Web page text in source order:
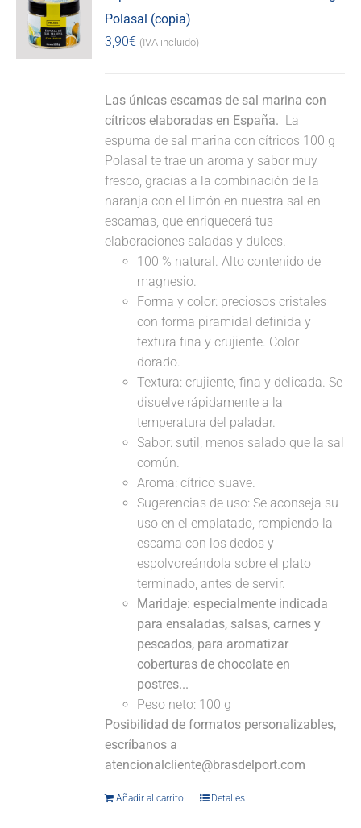
Polasal (copia)
3,90€ (IVA incluido)
Las únicas escamas de sal marina con
cítricos elaboradas en España. La
espuma de sal marina con cítricos 100 g
Polasal te trae un aroma y sabor muy
fresco, gracias a la combinación de la
naranja con el limón en nuestra sal en
escamas, que enriquecerá tus
elaboraciones saladas y dulces.
100 % natural. Alto contenido de
magnesio.
Forma y color: preciosos cristales
con forma piramidal definida y
textura fina y crujiente. Color
dorado.
Textura: crujiente, fina y delicada. Se
disuelve rápidamente a la
temperatura del paladar.
Sabor: sutil, menos salado que la sal
común.
Aroma: cítrico suave.
Sugerencias de uso: Se aconseja su
uso en el emplatado, rompiendo la
escama con los dedos y
espolvoreándola sobre el plato
terminado, antes de servir.
Maridaje: especialmente indicada
para ensaladas, salsas, carnes y
pescados, para aromatizar
coberturas de chocolate en
postres...
Peso neto: 100 g
Posibilidad de formatos personalizables,
escríbanos a
atencionalcliente@brasdelport.com
Añadir al carrito Detalles